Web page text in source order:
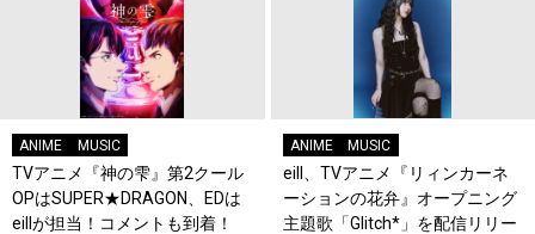
ANIME MUSIC
TVアニメ『神の雫』第2クール
OPはSUPER★DRAGON、EDは
eillが担当！コメントも到着！
ANIME MUSIC
eill、TVアニメ『リィンカーネ
ーションの花弁』オープニング
主題歌「Glitch*」を配信リリー